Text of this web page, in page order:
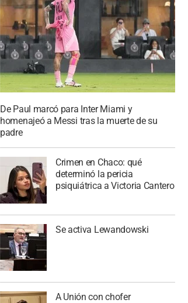
De Paul marcó para Inter Miami y
homenajeó a Messi tras la muerte de su
padre
Crimen en Chaco: qué
determinó la pericia
psiquiátrica a Victoria Cantero
Se activa Lewandowski
A Unión con chofer